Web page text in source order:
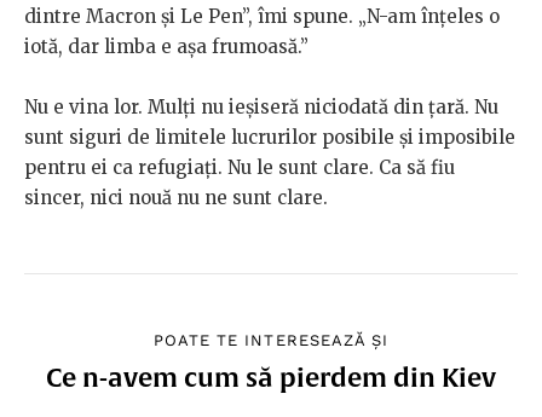
dintre Macron și Le Pen”, îmi spune. „N-am înțeles o
iotă, dar limba e așa frumoasă.”
Nu e vina lor. Mulți nu ieșiseră niciodată din țară. Nu
sunt siguri de limitele lucrurilor posibile și imposibile
pentru ei ca refugiați. Nu le sunt clare. Ca să fiu
sincer, nici nouă nu ne sunt clare.
POATE TE INTERESEAZĂ ȘI
Ce n-avem cum să pierdem din Kiev